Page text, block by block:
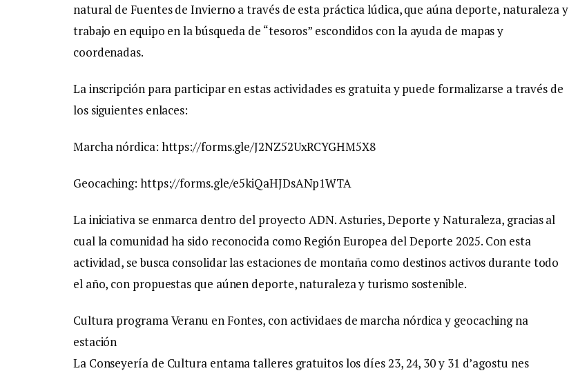
natural de Fuentes de Invierno a través de esta práctica lúdica, que aúna deporte, naturaleza y
trabajo en equipo en la búsqueda de “tesoros” escondidos con la ayuda de mapas y
coordenadas.
La inscripción para participar en estas actividades es gratuita y puede formalizarse a través de
los siguientes enlaces:
Marcha nórdica: https://forms.gle/J2NZ52UxRCYGHM5X8
Geocaching: https://forms.gle/e5kiQaHJDsANp1WTA
La iniciativa se enmarca dentro del proyecto ADN. Asturies, Deporte y Naturaleza, gracias al
cual la comunidad ha sido reconocida como Región Europea del Deporte 2025. Con esta
actividad, se busca consolidar las estaciones de montaña como destinos activos durante todo
el año, con propuestas que aúnen deporte, naturaleza y turismo sostenible.
Cultura programa Veranu en Fontes, con actividaes de marcha nórdica y geocaching na
estación
La Conseyería de Cultura entama talleres gratuitos los díes 23, 24, 30 y 31 d’agostu nes